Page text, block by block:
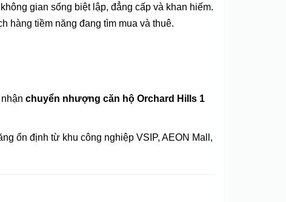
gian sống biệt lập, đẳng cấp và khan hiếm.
hàng tiềm năng đang tìm mua và thuê.
chuyển nhượng căn hộ Orchard Hills 1
ổn định từ khu công nghiệp VSIP, AEON Mall,